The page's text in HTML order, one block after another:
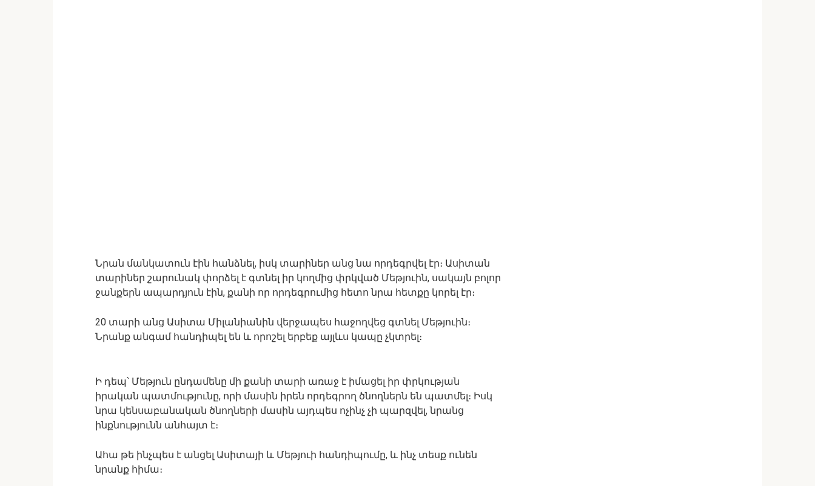
Նրան մանկատուն էին հանձնել, իսկ տարիներ անց նա որդեգրվել էր։ Ասիտան
տարիներ շարունակ փորձել է գտնել իր կողմից փրկված Մեթյուին, սակայն բոլոր
ջանքերն ապարդյուն էին, քանի որ որդեգրումից հետո նրա հետքը կորել էր։
20 տարի անց Ասիտա Միլանիանին վերջապես հաջողվեց գտնել Մեթյուին։
Նրանք անգամ հանդիպել են և որոշել երբեք այլևս կապը չկտրել։
Ի դեպ՝ Մեթյուն ընդամենը մի քանի տարի առաջ է իմացել իր փրկության
իրական պատմությունը, որի մասին իրեն որդեգրող ծնողներն են պատմել։ Իսկ
նրա կենսաբանական ծնողների մասին այդպես ոչինչ չի պարզվել, նրանց
ինքնությունն անհայտ է։
Ահա թե ինչպես է անցել Ասիտայի և Մեթյուի հանդիպումը, և ինչ տեսք ունեն
նրանք հիմա։